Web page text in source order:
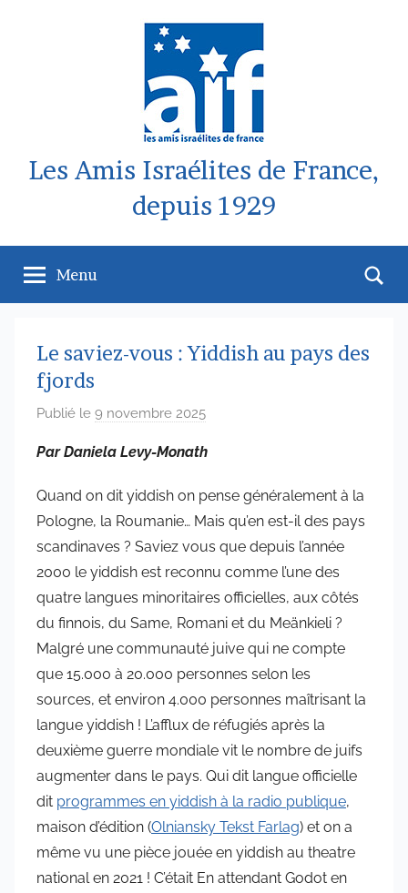
Les Amis Israélites de France,
depuis 1929
Menu
Le saviez-vous : Yiddish au pays des
fjords
Publié le 9 novembre 2025
r
m
i
n
6
5
7
4
Par Daniela Levy-Monath
Quand on dit yiddish on pense généralement à la
Pologne, la Roumanie… Mais qu’en est-il des pays
scandinaves ? Saviez vous que depuis l’année
2000 le yiddish est reconnu comme l’une des
quatre langues minoritaires officielles, aux côtés
du finnois, du Same, Romani et du Meänkieli ?
Malgré une communauté juive qui ne compte
que 15.000 à 20.000 personnes selon les
sources, et environ 4.000 personnes maîtrisant la
langue yiddish ! L’afflux de réfugiés après la
deuxième guerre mondiale vit le nombre de juifs
augmenter dans le pays. Qui dit langue officielle
dit programmes en yiddish à la radio publique,
maison d’édition (Olniansky Tekst Farlag) et on a
même vu une pièce jouée en yiddish au theatre
national en 2021 ! C’était En attendant Godot en